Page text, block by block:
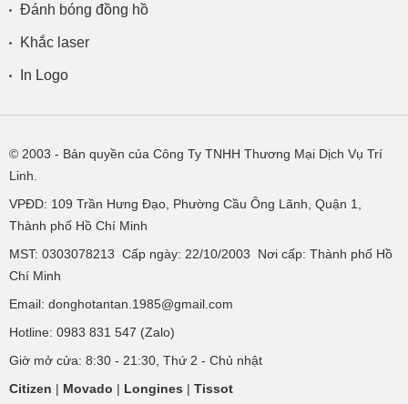
Đánh bóng đồng hồ
Khắc laser
In Logo
© 2003 - Bản quyền của Công Ty TNHH Thương Mại Dịch Vụ Trí
Linh.
VPĐD: 109 Trần Hưng Đạo, Phường Cầu Ông Lãnh, Quận 1,
Thành phố Hồ Chí Minh
MST: 0303078213 Cấp ngày: 22/10/2003 Nơi cấp: Thành phố Hồ
Chí Minh
Email: donghotantan.1985@gmail.com
Hotline: 0983 831 547 (Zalo)
Giờ mở cửa: 8:30 - 21:30, Thứ 2 - Chủ nhật
Citizen | Movado | Longines | Tissot